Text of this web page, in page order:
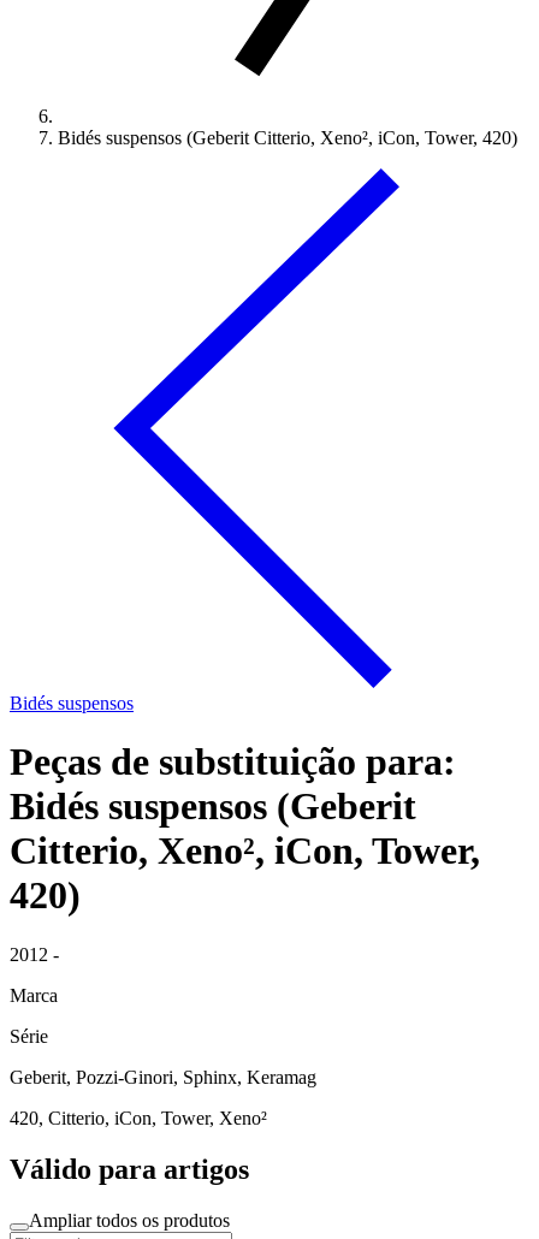
Bidés suspensos (Geberit Citterio, Xeno², iCon, Tower, 420)
Bidés suspensos
Peças de substituição para:
Bidés suspensos (Geberit
Citterio, Xeno², iCon, Tower,
420)
2012 -
Marca
Série
Geberit, Pozzi-Ginori, Sphinx, Keramag
420, Citterio, iCon, Tower, Xeno²
Válido para artigos
Ampliar todos os produtos